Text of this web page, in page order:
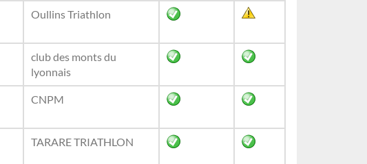
Oullins Triathlon
club des monts du
lyonnais
CNPM
TARARE TRIATHLON